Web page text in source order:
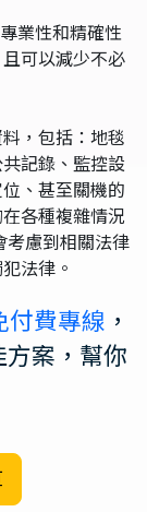
業性和精確性
可以減少不必
，包括：地毯
記錄、監控設
、甚至關機的
各種複雜情況
考慮到相關法律
法律。
付費專線 ，
案，幫你